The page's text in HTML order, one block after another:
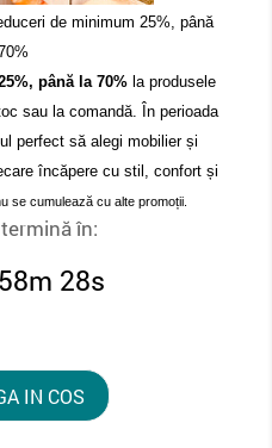
de minimum 25%, până
până la 70% la produsele
sau la comandă. În perioada
perfect să alegi mobilier și
încăpere cu stil, confort și
se cumulează cu alte promoții.
în:
27s
IN COS